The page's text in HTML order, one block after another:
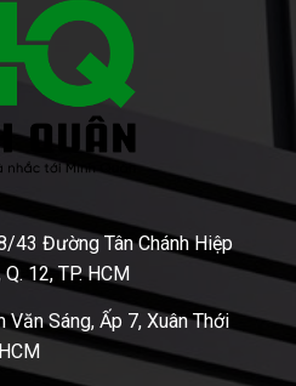
43 Đường Tân Chánh Hiệp
12, TP. HCM
Văn Sáng, Ấp 7, Xuân Thới